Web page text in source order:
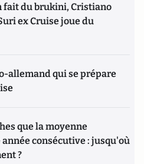
fait du brukini, Cristiano
ex Cruise joue du
allemand qui se prépare
que la moyenne
consécutive : jusqu'où
?